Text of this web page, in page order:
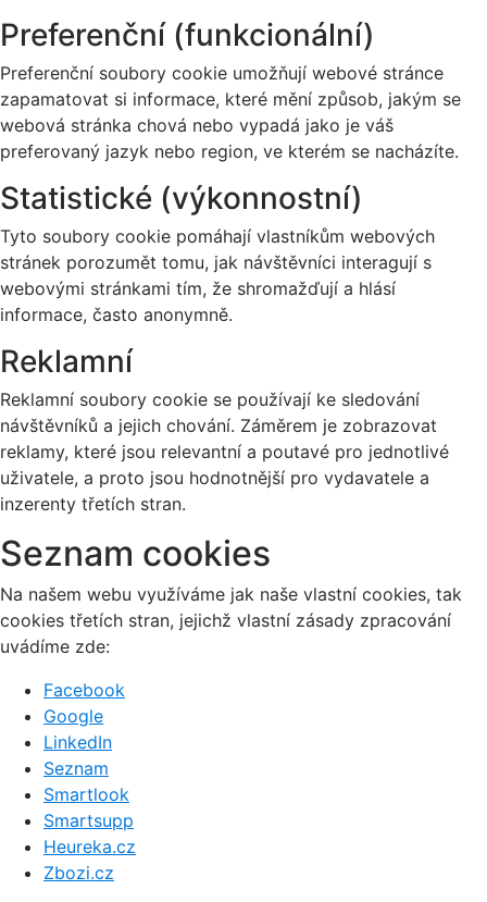
Preferenční (funkcionální)
Preferenční soubory cookie umožňují webové stránce
zapamatovat si informace, které mění způsob, jakým se
webová stránka chová nebo vypadá jako je váš
preferovaný jazyk nebo region, ve kterém se nacházíte.
Statistické (výkonnostní)
Tyto soubory cookie pomáhají vlastníkům webových
stránek porozumět tomu, jak návštěvníci interagují s
webovými stránkami tím, že shromažďují a hlásí
informace, často anonymně.
Reklamní
Reklamní soubory cookie se používají ke sledování
návštěvníků a jejich chování. Záměrem je zobrazovat
reklamy, které jsou relevantní a poutavé pro jednotlivé
uživatele, a proto jsou hodnotnější pro vydavatele a
inzerenty třetích stran.
Seznam cookies
Na našem webu využíváme jak naše vlastní cookies, tak
cookies třetích stran, jejichž vlastní zásady zpracování
uvádíme zde:
Facebook
Google
LinkedIn
Seznam
Smartlook
Smartsupp
Heureka.cz
Zbozi.cz